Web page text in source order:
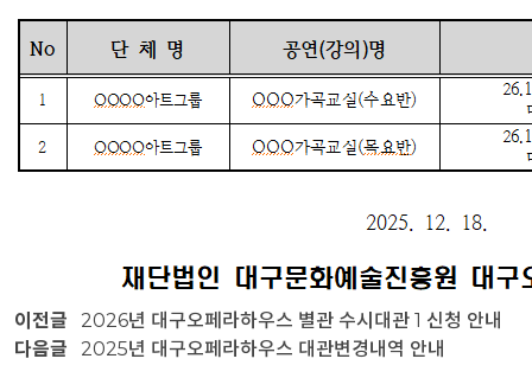
이전글
2026년 대구오페라하우스 별관 수시대관 1 신청 안내
다음글
2025년 대구오페라하우스 대관변경내역 안내